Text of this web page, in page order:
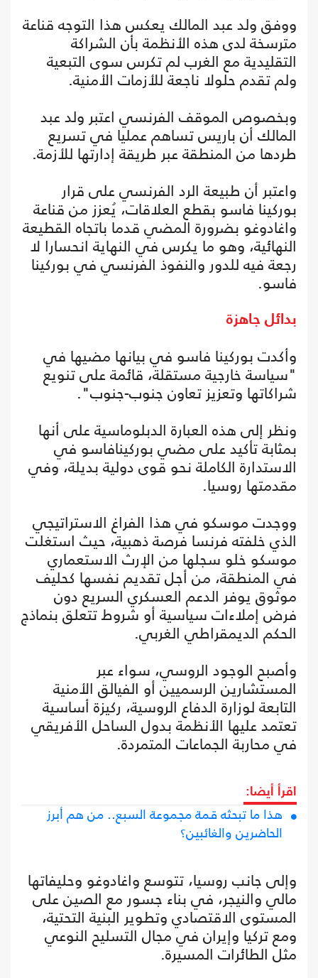
ووفق ولد عبد المالك يعكس هذا التوجه قناعة
مترسخة لدى هذه الأنظمة بأن الشراكة
التقليدية مع الغرب لم تكرس سوى التبعية
ولم تقدم حلولا ناجعة للأزمات الأمنية.
وبخصوص الموقف الفرنسي اعتبر ولد عبد
المالك أن باريس تساهم عمليا في تسريع
طردها من المنطقة عبر طريقة إدارتها للأزمة.
واعتبر أن طبيعة الرد الفرنسي على قرار
بوركينا فاسو بقطع العلاقات، يُعزز من قناعة
واغادوغو بضرورة المضي قدما باتجاه القطيعة
النهائية، وهو ما يكرس في النهاية انحسارا لا
رجعة فيه للدور والنفوذ الفرنسي في بوركينا
فاسو.
بدائل جاهزة
وأكدت بوركينا فاسو في بيانها مضيها في
"سياسة خارجية مستقلة، قائمة على تنويع
شراكاتها وتعزيز تعاون جنوب-جنوب".
ونظر إلى هذه العبارة الدبلوماسية على أنها
بمثابة تأكيد على مضي بوركينافاسو في
الاستدارة الكاملة نحو قوى دولية بديلة، وفي
مقدمتها روسيا.
ووجدت موسكو في هذا الفراغ الاستراتيجي
الذي خلفته فرنسا فرصة ذهبية، حيث استغلت
موسكو خلو سجلها من الإرث الاستعماري
في المنطقة، من أجل تقديم نفسها كحليف
موثوق يوفر الدعم العسكري السريع دون
فرض إملاءات سياسية أو شروط تتعلق بنماذج
الحكم الديمقراطي الغربي.
وأصبح الوجود الروسي، سواء عبر
المستشارين الرسميين أو الفيالق الأمنية
التابعة لوزارة الدفاع الروسية، ركيزة أساسية
تعتمد عليها الأنظمة بدول الساحل الأفريقي
في محاربة الجماعات المتمردة.
اقرأ أيضا:
هذا ما تبحثه قمة مجموعة السبع.. من هم أبرز
الحاضرين والغائبين؟
وإلى جانب روسيا، تتوسع واغادوغو وحليفاتها
مالي والنيجر، في بناء جسور مع الصين على
المستوى الاقتصادي وتطوير البنية التحتية،
ومع تركيا وإيران في مجال التسليح النوعي
مثل الطائرات المسيرة.